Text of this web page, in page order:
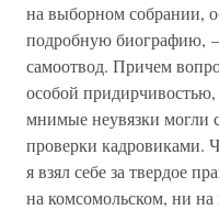
на выборном собрании,
подробную биографию,
самоотвод. Причем
особой
мнимые неувязки могли
проверки кадровиками.
я взял себе за твердое
на комсомольском, ни